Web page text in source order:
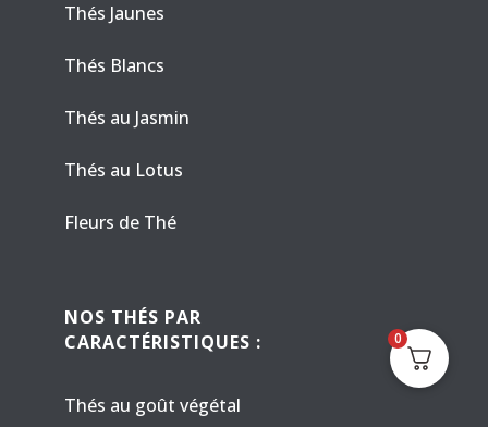
Thés Jaunes
Thés Blancs
Thés au Jasmin
Thés au Lotus
Fleurs de Thé
NOS THÉS PAR
CARACTÉRISTIQUES :
Thés au goût végétal
0